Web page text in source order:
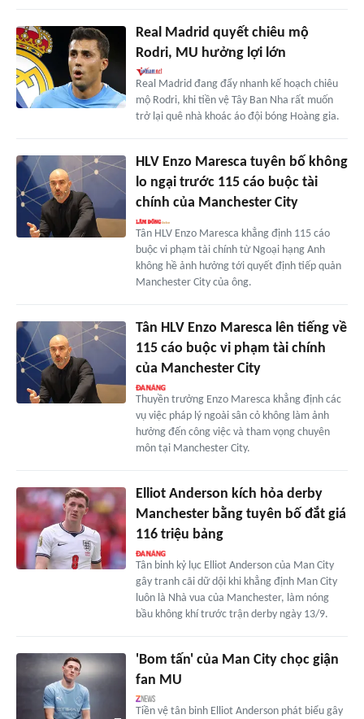
Real Madrid quyết chiêu mộ
Rodri, MU hưởng lợi lớn
Real Madrid đang đẩy nhanh kế hoạch chiêu
mộ Rodri, khi tiền vệ Tây Ban Nha rất muốn
trở lại quê nhà khoác áo đội bóng Hoàng gia.
HLV Enzo Maresca tuyên bố không
lo ngại trước 115 cáo buộc tài
chính của Manchester City
Tân HLV Enzo Maresca khẳng định 115 cáo
buộc vi phạm tài chính từ Ngoại hạng Anh
không hề ảnh hưởng tới quyết định tiếp quản
Manchester City của ông.
Tân HLV Enzo Maresca lên tiếng về
115 cáo buộc vi phạm tài chính
của Manchester City
Thuyền trưởng Enzo Maresca khẳng định các
vụ việc pháp lý ngoài sân cỏ không làm ảnh
hưởng đến công việc và tham vọng chuyên
môn tại Manchester City.
Elliot Anderson kích hỏa derby
Manchester bằng tuyên bố đắt giá
116 triệu bảng
Tân binh kỷ lục Elliot Anderson của Man City
gây tranh cãi dữ dội khi khẳng định Man City
luôn là Nhà vua của Manchester, làm nóng
bầu không khí trước trận derby ngày 13/9.
'Bom tấn' của Man City chọc giận
fan MU
Tiền vệ tân binh Elliot Anderson phát biểu gây